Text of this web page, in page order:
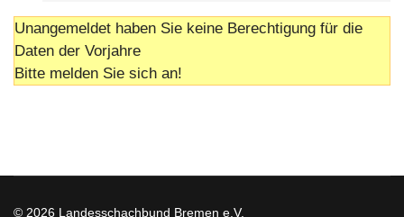
Unangemeldet haben Sie keine Berechtigung für die
Daten der Vorjahre
Bitte melden Sie sich an!
© 2026 Landesschachbund Bremen e.V.